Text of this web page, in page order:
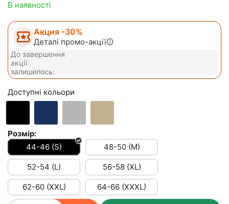
В наявності
Акция -30%
Деталі промо-акції
До завершення
акції
залишилось:
Доступні кольори
Розмір:
44-46 (S)
48-50 (M)
52-54 (L) 56-58 (XL)
62-60 (XXL) 64-66 (XXXL)